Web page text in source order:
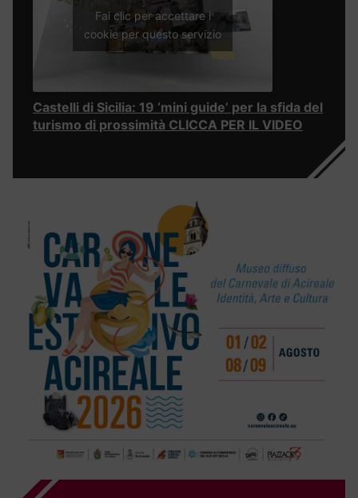
Fai clic per accettare i
cookie per questo servizio
Castelli di Sicilia: 19 ‘mini guide’ per la sfida del
turismo di prossimità CLICCA PER IL VIDEO